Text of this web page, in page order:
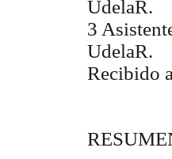
UdelaR.
3
UdelaR.
Recibido